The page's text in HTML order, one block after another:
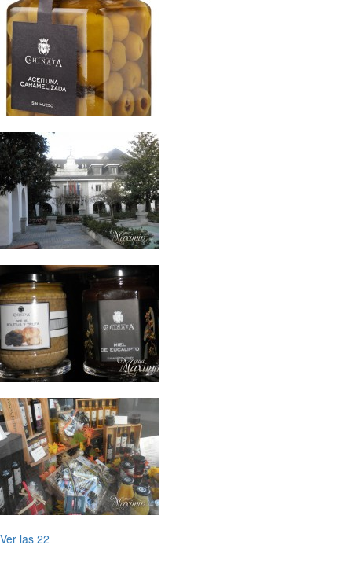
Ver las 22